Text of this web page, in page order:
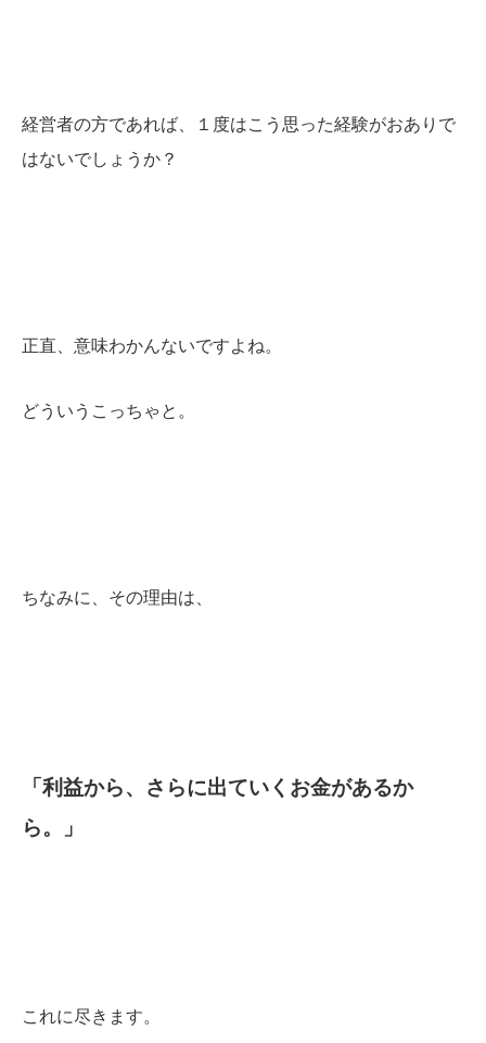
経営者の方であれば、１度はこう思った経験がおありで
はないでしょうか？
正直、意味わかんないですよね。
どういうこっちゃと。
ちなみに、その理由は、
「利益から、さらに出ていくお金があるか
ら。」
これに尽きます。